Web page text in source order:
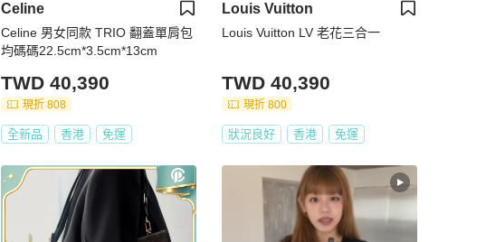
Celine
Celine 男女同款 TRIO 翻蓋單肩包
均碼碼22.5cm*3.5cm*13cm
TWD 40,390
現折 808
全新品 香港 免運
Louis Vuitton
Louis Vuitton LV 老花三合一
TWD 40,390
現折 800
狀況良好 香港 免運